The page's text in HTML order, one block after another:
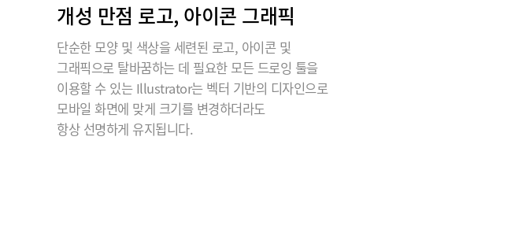
개성 만점 로고, 아이콘 그래픽
단순한 모양 및 색상을 세련된 로고, 아이콘 및
그래픽으로 탈바꿈하는 데 필요한 모든 드로잉 툴을
이용할 수 있는 Illustrator는 벡터 기반의 디자인으로
모바일 화면에 맞게 크기를 변경하더라도
항상 선명하게 유지됩니다.